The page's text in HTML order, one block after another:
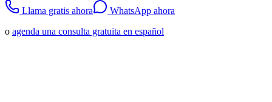
Llama gratis ahora
WhatsApp ahora
o agenda una consulta gratuita en español